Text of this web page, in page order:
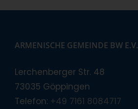
ARMENISCHE GEMEINDE BW E.V.
Lerchenberger Str. 48
73035 Göppingen
Telefon: +49 7161 8084717